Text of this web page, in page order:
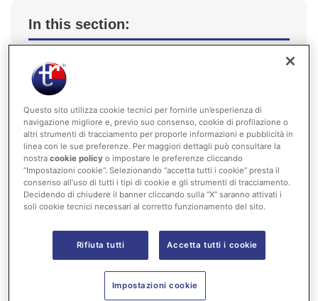
In this section:
Air Conditioning Piping
Water and Cooling Pipes
Hydroformed pipes
Air and EGR piping
Oil and transmission piping
Vehicle piping
Questo sito utilizza cookie tecnici per fornirle un’esperienza di
navigazione migliore e, previo suo consenso, cookie di profilazione o
altri strumenti di tracciamento per proporle informazioni e pubblicità in
linea con le sue preferenze. Per maggiori dettagli può consultare la
nostracookie policy o impostare le preferenze cliccando
“Impostazioni cookie”. Selezionando “accetta tutti i cookie” presta il
consenso all’uso di tutti i tipi di cookie e gli strumenti di tracciamento.
Decidendo di chiudere il banner cliccando sulla “X” saranno attivati i
soli cookie tecnici necessari al corretto funzionamento del sito.
Rifiuta tutti Accetta tutti i cookie
Impostazioni cookie